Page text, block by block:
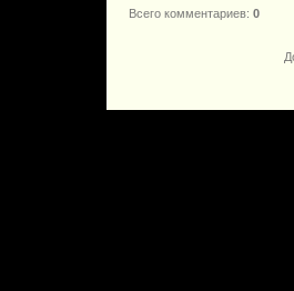
Всего комментариев: 0